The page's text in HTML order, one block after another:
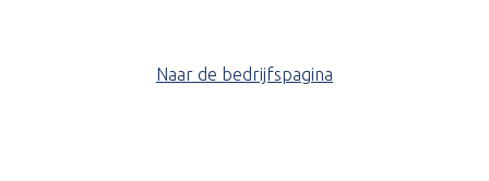
Naar de bedrijfspagina